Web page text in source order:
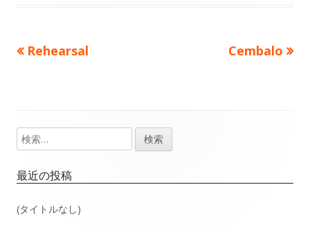
投
ビ
ゲ
ー
前
Rehearsal
次
Cembalo
メ
イ
ン
検
索:
最近の投稿
(タイトルなし)